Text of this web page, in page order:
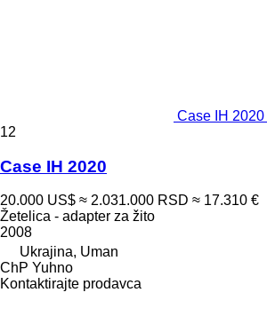
Case IH
12
Case IH 2020
20.000 US$ ≈ 2.031.000 RSD ≈ 17.310 €
Žetelica - adapter za žito
2008
Ukrajina, Uman
ChP Yuhno
Kontaktirajte prodavca